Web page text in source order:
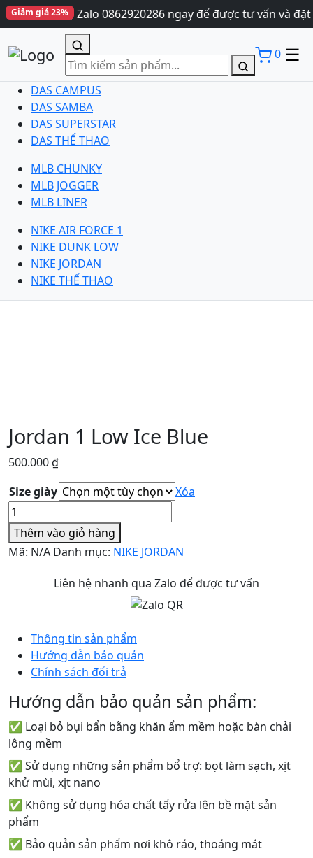
Liên hệ Zalo 0862920286 ngay để được tư vấn và đặt
0 ☰
DAS CAMPUS
DAS SAMBA
DAS SUPERSTAR
DAS THỂ THAO
MLB CHUNKY
MLB JOGGER
MLB LINER
NIKE AIR FORCE 1
NIKE DUNK LOW
NIKE JORDAN
NIKE THỂ THAO
Jordan 1 Low Ice Blue
500.000₫
Size giày
Xóa
Jordan
1
Low
Ice
Thêm vào giỏ hàng
Mã: N/A Danh mục: NIKE JORDAN
Liên hệ nhanh qua Zalo để được tư vấn
Thông tin sản phẩm
Hướng dẫn bảo quản
Chính sách đổi trả
Hướng dẫn bảo quản sản phẩm:
✅ Loại bỏ bụi bẩn bằng khăn ẩm mềm hoặc bàn chải
lông mềm
✅ Sử dụng những sản phẩm bổ trợ: bọt làm sạch, xịt
khử mùi, xịt nano
✅ Không sử dụng hóa chất tẩy rửa lên bề mặt sản
phẩm
✅ Bảo quản sản phẩm nơi khô ráo, thoáng mát
Giảm giá 23%